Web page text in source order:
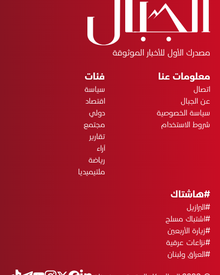
مصدرك الأول للأخبار الموثوقة
معلومات عنا
اتصال
عن الجبال
سياسة الخصوصية
شروط الاستخدام
فئات
سياسة
اقتصاد
دولي
مجتمع
تقارير
آراء
رياضة
ملتيميديا
#هاشتاك
#البرازيل
#اشتباك مسلح
#زيارة الأربعين
#نزاعات عرقية
#العراق ولبنان